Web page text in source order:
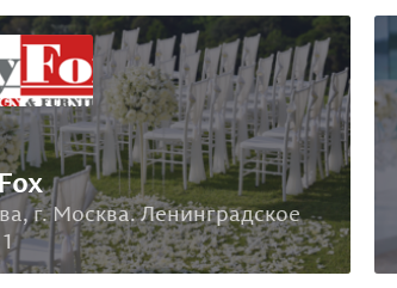
г. Москва. Ленинградское